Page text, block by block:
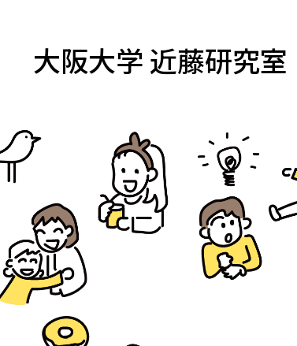
大阪大学 近藤研究室